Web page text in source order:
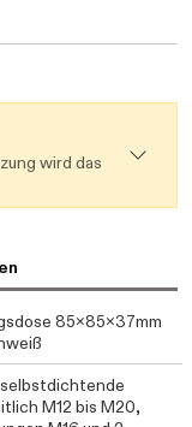
wird das
85x85x37mm
M12 bis M20,